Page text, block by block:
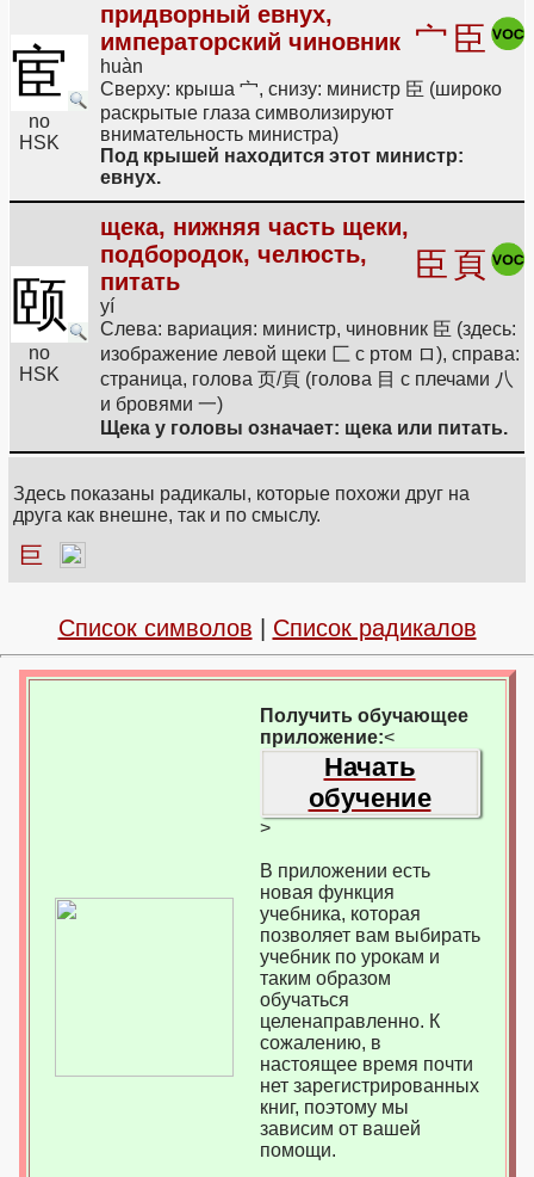
宦
no
HSK
придворный евнух,
императорский чиновник
huàn
宀 臣
Сверху: крыша 宀, снизу: министр 臣 (широко
раскрытые глаза символизируют
внимательность министра)
Под крышей находится этот министр:
евнух.
颐
no
HSK
щека, нижняя часть щеки,
подбородок, челюсть,
питать
yí
臣 頁
Слева: вариация: министр, чиновник 臣 (здесь:
изображение левой щеки 匚 с ртом ロ), справа:
страница, голова 页/頁 (голова 目 с плечами 八
и бровями 一)
Щека у головы означает: щека или питать.
Здесь показаны радикалы, которые похожи друг на
друга как внешне, так и по смыслу.
巨
Список символов Список радикалов
Получить обучающее
приложение:<
Начать
обучение
>
В приложении есть
новая функция
учебника, которая
позволяет вам выбирать
учебник по урокам и
таким образом
обучаться
целенаправленно. К
сожалению, в
настоящее время почти
нет зарегистрированных
книг, поэтому мы
зависим от вашей
помощи.